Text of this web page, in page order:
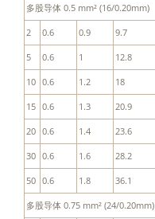
多股导体 0.5 mm² (16/0.20mm)
2 0.6 0.9 9.7
5 0.6 1 12.8
10 0.6 1.2 18
15 0.6 1.3 20.9
20 0.6 1.4 23.6
30 0.6 1.6 28.2
50 0.6 1.8 36.1
多股导体 0.75 mm² (24/0.20mm)